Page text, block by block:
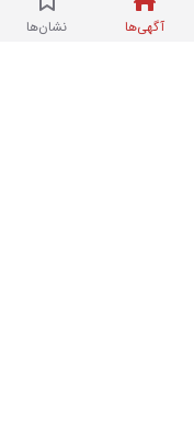
آگهی‌ها نشان‌ها
فروشگاه لوازم خانگی،کولر